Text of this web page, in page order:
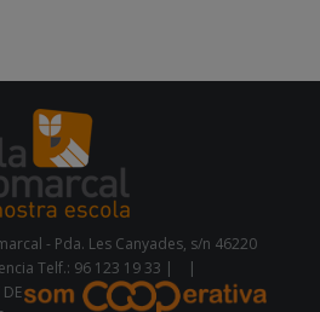
- Pda. Les Canyades, s/n 46220
Telf.: 96 123 19 33 |
|